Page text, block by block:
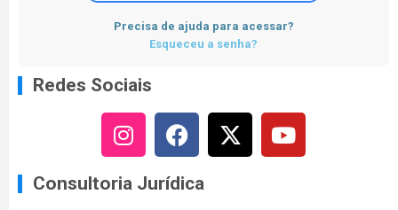
Precisa de ajuda para acessar?
Esqueceu a senha?
Redes Sociais
Consultoria Jurídica